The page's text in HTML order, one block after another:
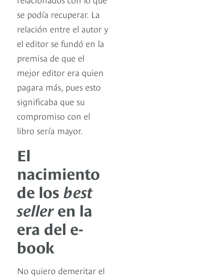
se podía recuperar. La
relación entre el autor y
el editor se fundó en la
premisa de que el
mejor editor era quien
pagara más, pues esto
significaba que su
compromiso con el
libro sería mayor.
El
nacimiento
de los best
selleren la
era del e-
book
No quiero demeritar el